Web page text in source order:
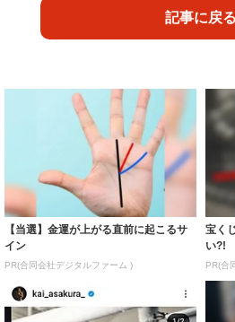
記事に戻る
【当選】金運が上がる直前に起こるサ
イン
PR(合同会社デジタルファーム )
宝く
い?!
PR(合